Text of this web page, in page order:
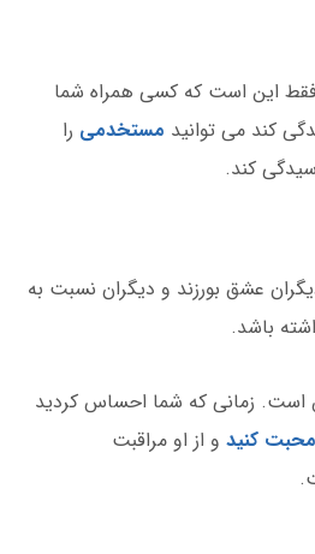
فقط این است که کسی همراه شما
کند می توانید مستخدمی را
کند.
عشق بورزند و دیگران نسبت به
باشد.
زمانی که شما احساس کردید
محبت کنید و از او مراقبت